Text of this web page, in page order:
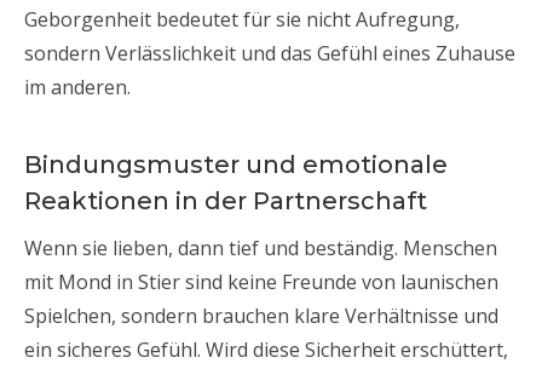
Geborgenheit bedeutet für sie nicht Aufregung,
sondern Verlässlichkeit und das Gefühl eines Zuhause
im anderen.
Bindungsmuster und emotionale
Reaktionen in der Partnerschaft
Wenn sie lieben, dann tief und beständig. Menschen
mit Mond in Stier sind keine Freunde von launischen
Spielchen, sondern brauchen klare Verhältnisse und
ein sicheres Gefühl. Wird diese Sicherheit erschüttert,